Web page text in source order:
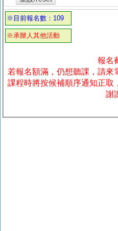
※目前報名數：109
※承辦人其他活動
報名
若報名額滿，仍想聽課，請來
課程時將按候補順序通知正取
謝